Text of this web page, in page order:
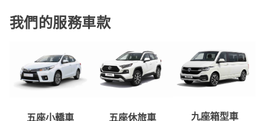
我們的服務車款
五座小轎車
五座休旅車
九座箱型車